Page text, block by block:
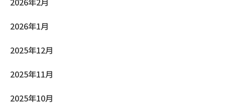
2026年1月
2025年12月
2025年11月
2025年10月